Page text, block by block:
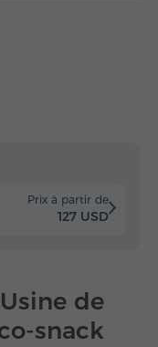
Prix à partir de
127 USD
de
snack